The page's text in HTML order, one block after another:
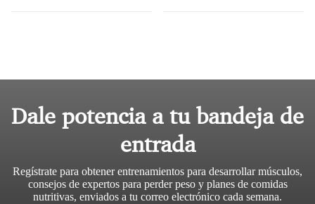
Dale potencia a tu bandeja de
entrada
Regístrate para obtener entrenamientos para desarrollar músculos,
consejos de expertos para perder peso y planes de comidas
nutritivas, enviados a tu correo electrónico cada semana.